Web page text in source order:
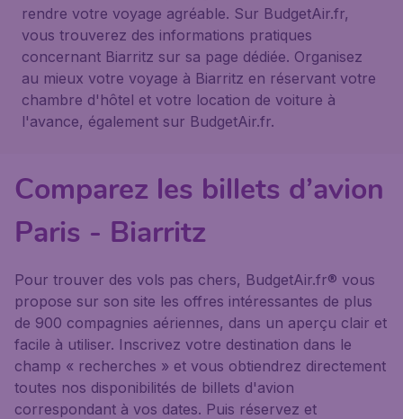
rendre votre voyage agréable. Sur BudgetAir.fr,
vous trouverez des informations pratiques
concernant Biarritz sur sa page dédiée. Organisez
au mieux votre voyage à Biarritz en réservant votre
chambre d'hôtel et votre location de voiture à
l'avance, également sur BudgetAir.fr.
Comparez les billets d’avion
Paris - Biarritz
Pour trouver des vols pas chers, BudgetAir.fr® vous
propose sur son site les offres intéressantes de plus
de 900 compagnies aériennes, dans un aperçu clair et
facile à utiliser. Inscrivez votre destination dans le
champ « recherches » et vous obtiendrez directement
toutes nos disponibilités de billets d'avion
correspondant à vos dates. Puis réservez et